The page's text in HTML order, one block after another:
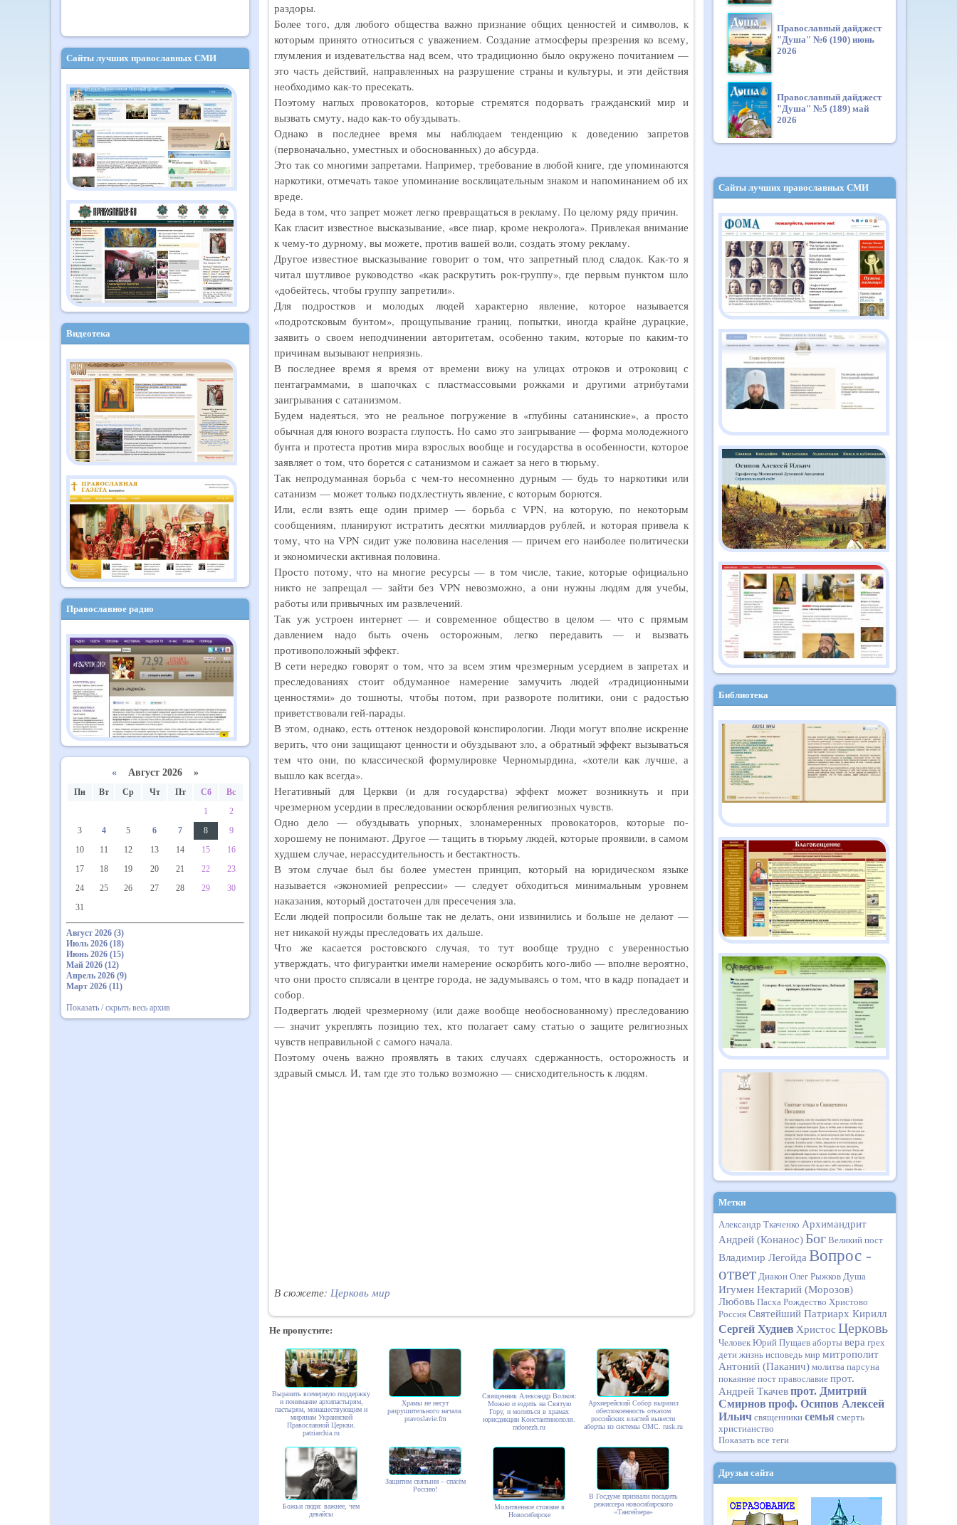
Сайты лучших православных СМИ
Видеотека
Православное радио
« Август 2026 »
Пн Вт Ср Чт Пт Сб
Вс
1
2
3
4 5 6 7 8
9
10
11 12 13 14 15
16
17
18 19 20 21 22
23
24
25 26 27 28 29
30
31
Август 2026 (3)
Июль 2026 (18)
Июнь 2026 (15)
Май 2026 (12)
Апрель 2026 (9)
Март 2026 (11)
Показать / скрыть весь архив
раздоры.
Более того, для любого общества важно признание общих ценностей и символов, к
которым принято относиться с уважением. Создание атмосферы презрения ко всему,
глумления и издевательства над всем, что традиционно было окружено почитанием —
это часть действий, направленных на разрушение страны и культуры, и эти действия
необходимо как-то пресекать.
Поэтому наглых провокаторов, которые стремятся подорвать гражданский мир и
вызвать смуту, надо как-то обуздывать.
Однако в последнее время мы наблюдаем тенденцию к доведению запретов
(первоначально, уместных и обоснованных) до абсурда.
Это так со многими запретами. Например, требование в любой книге, где упоминаются
наркотики, отмечать такое упоминание восклицательным знаком и напоминанием об их
вреде.
Беда в том, что запрет может легко превращаться в рекламу. По целому ряду причин.
Как гласит известное высказывание, «все пиар, кроме некролога». Привлекая внимание
к чему-то дурному, вы можете, против вашей воли, создать этому рекламу.
Другое известное высказывание говорит о том, что запретный плод сладок. Как-то я
читал шутливое руководство «как раскрутить рок-группу», где первым пунктом шло
«добейтесь, чтобы группу запретили».
Для подростков и молодых людей характерно явление, которое называется
«подротсковым бунтом», прощупывание границ, попытки, иногда крайне дурацкие,
заявить о своем неподчинении авторитетам, особенно таким, которые по каким-то
причинам вызывают неприязнь.
В последнее время я время от времени вижу на улицах отроков и отроковиц с
пентаграммами, в шапочках с пластмассовыми рожками и другими атрибутами
заигрывания с сатанизмом.
Будем надеяться, это не реальное погружение в «глубины сатанинские», а просто
обычная для юного возраста глупость. Но само это заигрывание — форма молодежного
бунта и протеста против мира взрослых вообще и государства в особенности, которое
заявляет о том, что борется с сатанизмом и сажает за него в тюрьму.
Так непродуманная борьба с чем-то несомненно дурным — будь то наркотики или
сатанизм — может только подхлестнуть явление, с которым борются.
Или, если взять еще один пример — борьба с VPN, на которую, по некоторым
сообщениям, планируют истратить десятки миллиардов рублей, и которая привела к
тому, что на VPN сидит уже половина населения — причем его наиболее политически
и экономически активная половина.
Просто потому, что на многие ресурсы — в том числе, такие, которые официально
никто не запрещал — зайти без VPN невозможно, а они нужны людям для учебы,
работы или привычных им развлечений.
Так уж устроен интернет — и современное общество в целом — что с прямым
давлением надо быть очень осторожным, легко передавить — и вызвать
противоположный эффект.
В сети нередко говорят о том, что за всем этим чрезмерным усердием в запретах и
преследованиях стоит обдуманное намерение замучить людей «традиционными
ценностями» до тошноты, чтобы потом, при развороте политики, они с радостью
приветствовали гей-парады.
В этом, однако, есть оттенок нездоровой конспирологии. Люди могут вполне искренне
верить, что они защищают ценности и обуздывают зло, а обратный эффект вызываться
тем что они, по классической формулировке Черномырдина, «хотели как лучше, а
вышло как всегда».
Негативный для Церкви (и для государства) эффект может возникнуть и при
чрезмерном усердии в преследовании оскорбления религиозных чувств.
Одно дело — обуздывать упорных, злонамеренных провокаторов, которые по-
хорошему не понимают. Другое — тащить в тюрьму людей, которые проявили, в самом
худшем случае, нерассудительность и бестактность.
В этом случае был бы более уместен принцип, который на юридическом языке
называется «экономией репрессии» — следует обходиться минимальным уровнем
наказания, который достаточен для пресечения зла.
Если людей попросили больше так не делать, они извинились и больше не делают —
нет никакой нужды преследовать их дальше.
Что же касается ростовского случая, то тут вообще трудно с уверенностью
утверждать, что фигурантки имели намерение оскорбить кого-либо — вполне вероятно,
что они просто сплясали в центре города, не задумываясь о том, что в кадр попадает и
собор.
Подвергать людей чрезмерному (или даже вообще необоснованному) преследованию
— значит укреплять позицию тех, кто полагает саму статью о защите религиозных
чувств неправильной с самого начала.
Поэтому очень важно проявлять в таких случаях сдержанность, осторожность и
здравый смысл. И, там где это только возможно — снисходительность к людям.
В сюжете: Церковь мир
Не пропустите:
Выразить всемерную поддержку
и понимание архипастырям,
пастырям, монашествующим и
мирянам Украинской
Православной Церкви.
patriarchia.ru
Храмы не несут
разрушительного начала.
pravoslavie.fm
Священник Александр Волков:
Можно и ездить на Святую
Гору, и молиться в храмах
юрисдикции Константинополя.
radonezh.ru
Архиерейский Собор выразил
обеспокоенность отказом
российских властей вывести
аборты из системы ОМС. rusk.ru
Божьи люди: важнее, чем
девайсы
Защитим святыни – спасём
Россию!
Молитвенное стояние в
Новосибирске
В Госдуме призвали посадить
режиссера новосибирского
«Тангейзера»
Православный дайджест
"Душа" №6 (190) июнь
2026
Православный дайджест
"Душа" №5 (189) май
2026
"Душа" №4 (188) апрель
2026
Православный дайджест
"Душа" №3 (187) март
2026
Православный дайджест
"Душа" №2 (186)
февраль 2026
Православный дайджест
"Душа" №1 (185) январь
Православный дайджест
"Душа" №12 (184)
декабрь 2025
Православный дайджест
"Душа" №11 (183) ноябрь
2025
Православный дайджест
"Душа" №10 (182)
октябрь 2025
Сайты лучших православных СМИ
Библиотека
Метки
Александр Ткаченко Архимандрит
Андрей (Конанос)Бог Великий пост
Владимир ЛегойдаВопрос -
ответ Диакон Олег Рыжков Душа
Игумен Нектарий (Морозов)
Любовь Пасха Рождество Христово
Россия Святейший Патриарх Кирилл
Сергей Худиев Христос Церковь
Человек Юрий Пущаев аборты вера грех
дети жизнь исповедь мир митрополит
Антоний (Паканич) молитва парсуна
покаяние пост православие прот.
Андрей Ткачевпрот. Дмитрий
Смирнов проф. Осипов Алексей
Ильич священники семья смерть
христианство
Показать все теги
Друзья сайта